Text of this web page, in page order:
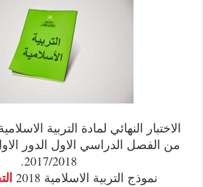
النهائي لمادة التربية الاسلامية
الدراسي الاول الدور الاول للعام
2017/2018.
التربية الاسلامية 2018
التحميل